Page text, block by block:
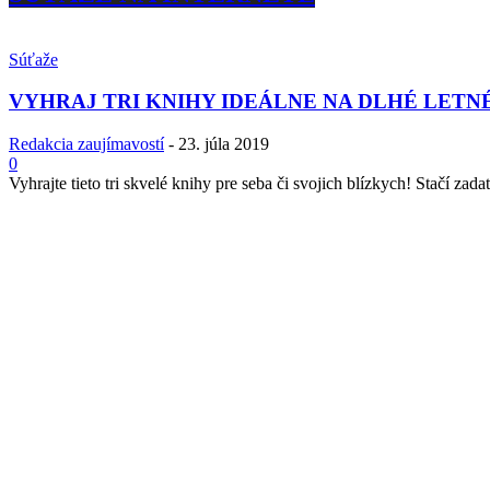
Súťaže
VYHRAJ TRI KNIHY IDEÁLNE NA DLHÉ
Redakcia zaujímavostí - 23. júla 2019
0
Vyhrajte tieto tri skvelé knihy pre seba či svojich blízkych! Stačí